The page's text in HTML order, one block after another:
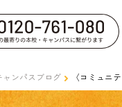
ャンパスブログ 〈コミュニ